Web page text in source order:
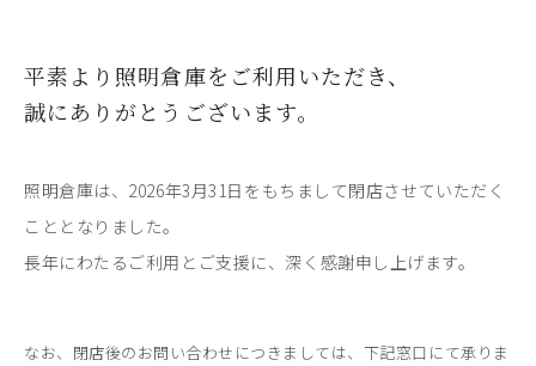
平素より照明倉庫をご利用いただき、
誠にありがとうございます。
照明倉庫は、2026年3月31日をもちまして閉店させていただく
こととなりました。
長年にわたるご利用とご支援に、深く感謝申し上げます。
なお、閉店後のお問い合わせにつきましては、下記窓口にて承りま